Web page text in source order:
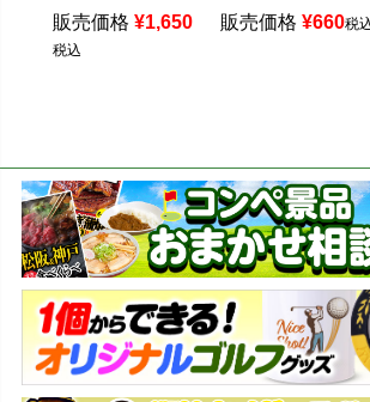
販売価格 ¥1,650
税込
販売価格 ¥660税